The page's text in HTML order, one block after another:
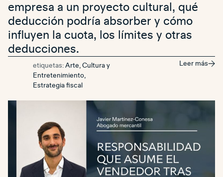
empresa a un proyecto cultural, qué
deducción podría absorber y cómo
influyen la cuota, los límites y otras
deducciones.
etiquetas: Arte, Cultura y
Entretenimiento
Estrategia fiscal
Leer más